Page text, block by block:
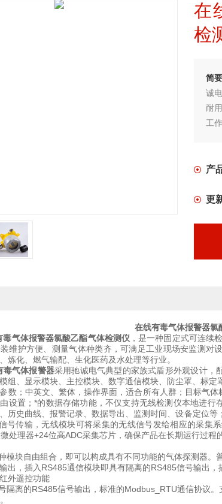
在
检
简
诚
耐
工
产
更
在线有毒气体报警器氯
毒气体报警器氯酸乙酯气体检测仪 ，是一种固定式可连续
维护方便、测量气体种类齐，可满足工业现场安监测
炼化、燃气输配、生化医药及水处理等行业。
毒气体报警器采用驰诚电气典型的家族式盾形外观设计，
组、显示模块、主控模块、数字通信模块、防尘罩、标
数；中英文、繁体，操作界面，适合所有人群；目标气
设置；*的数据存储功能，不仅支持无线检测仪本地进
历史曲线、报警记录、数据导出、监测时间、设备定位
号传输，无线模块可将采集的无线信号发给相应的采集
处理器+24位高ADC采集芯片，确保产品在长期运行过程
自由组合，即可以构成具有不同功能的气体探测器。
出，插入RS485通信模块即具有隔离的RS485信号输出
外遥控功能
的RS485信号输出，标准的Modbus_RTU通信协议。